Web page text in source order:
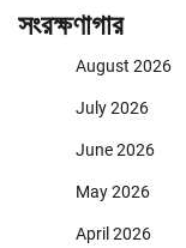
সংরক্ষণাগার
August 2026
July 2026
June 2026
May 2026
April 2026